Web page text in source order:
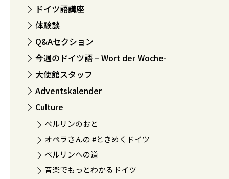
ドイツ語講座
体験談
Q&Aセクション
今週のドイツ語 – Wort der Woche-
大使館スタッフ
Adventskalender
Culture
ベルリンのおと
オペラさんの #ときめくドイツ
ベルリンへの道
音楽でもっとわかるドイツ